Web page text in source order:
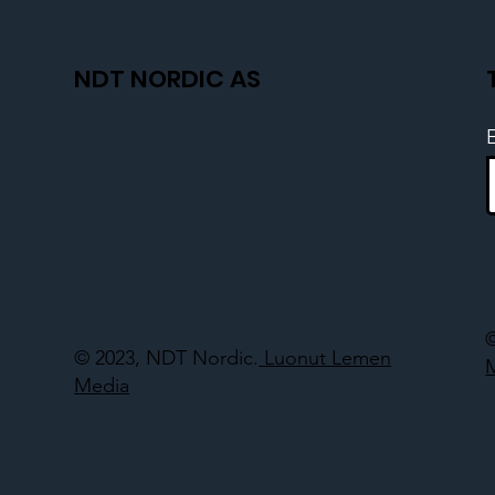
NDT NORDIC AS
© 2023, NDT Nordic. Luonut Lemen
Media